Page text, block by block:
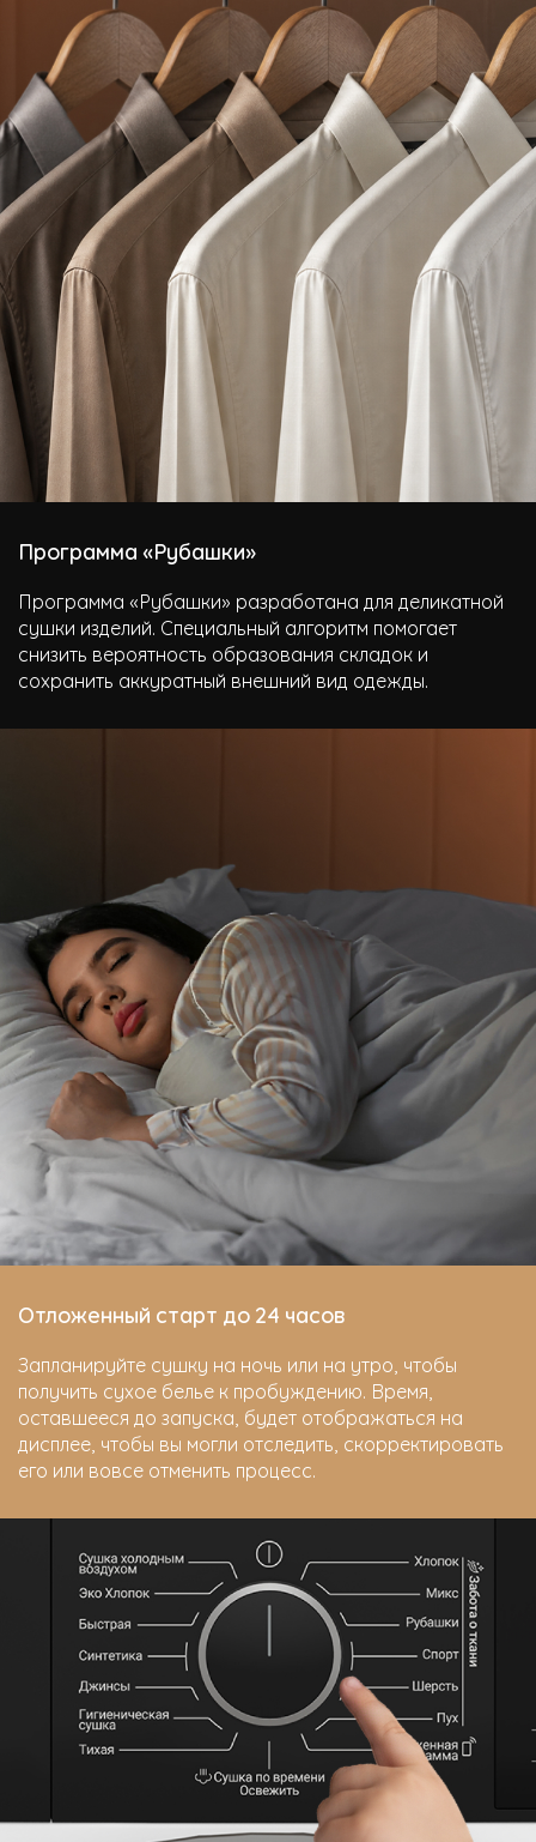
Программа «Рубашки»
Программа «Рубашки» разработана для деликатной
сушки изделий. Специальный алгоритм помогает
снизить вероятность образования складок и
сохранить аккуратный внешний вид одежды.
Отложенный старт до 24 часов
Запланируйте сушку на ночь или на утро, чтобы
получить сухое белье к пробуждению. Время,
оставшееся до запуска, будет отображаться на
дисплее, чтобы вы могли отследить, скорректировать
его или вовсе отменить процесс.